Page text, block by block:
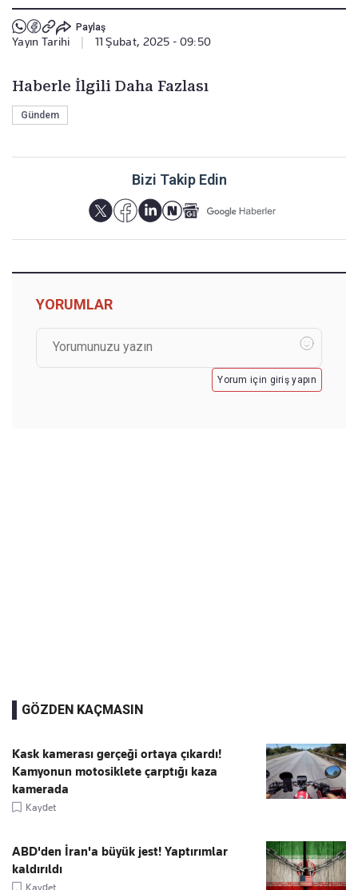
Paylaş
Yayın Tarihi 11 Şubat, 2025 - 09:50
Haberle İlgili Daha Fazlası
Gündem
Bizi Takip Edin
YORUMLAR
Yorum için giriş yapın
GÖZDEN KAÇMASIN
Kask kamerası gerçeği ortaya çıkardı!
Kamyonun motosiklete çarptığı kaza
kamerada
Kaydet
ABD'den İran'a büyük jest! Yaptırımlar
kaldırıldı
Kaydet